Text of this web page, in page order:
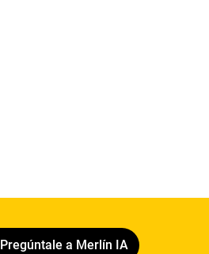
Pregúntale a Merlín IA